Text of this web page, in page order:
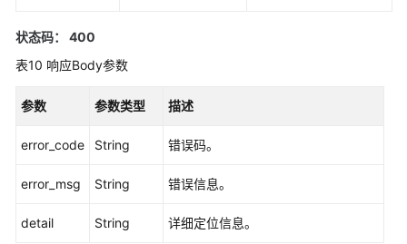
助
多
档
用
状态码： 400
表10 响应Body参数
参数 参数类型 描述
error_code String 错误码。
error_msg String 错误信息。
detail String 详细定位信息。